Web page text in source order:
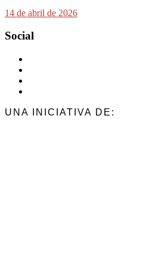
14 de abril de 2026
Social
UNA INICIATIVA DE: